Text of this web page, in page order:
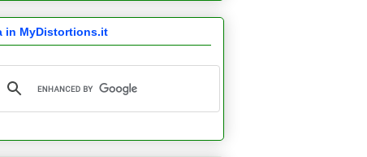
in MyDistortions.it